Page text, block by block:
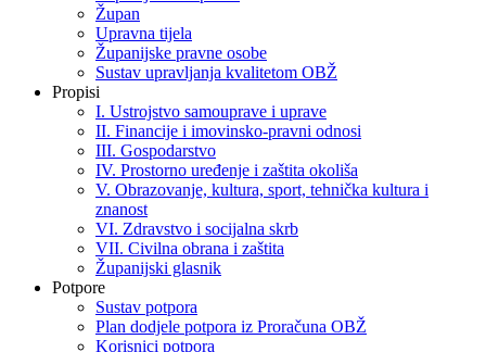
Župan
Upravna tijela
Županijske pravne osobe
Sustav upravljanja kvalitetom OBŽ
Propisi
I. Ustrojstvo samouprave i uprave
II. Financije i imovinsko-pravni odnosi
III. Gospodarstvo
IV. Prostorno uređenje i zaštita okoliša
V. Obrazovanje, kultura, sport, tehnička kultura i
znanost
VI. Zdravstvo i socijalna skrb
VII. Civilna obrana i zaštita
Županijski glasnik
Potpore
Sustav potpora
Plan dodjele potpora iz Proračuna OBŽ
Korisnici potpora